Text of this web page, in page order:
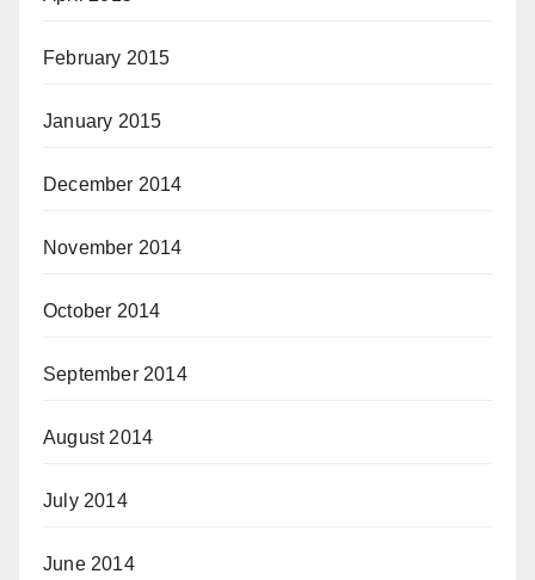
February 2015
January 2015
December 2014
November 2014
October 2014
September 2014
August 2014
July 2014
June 2014